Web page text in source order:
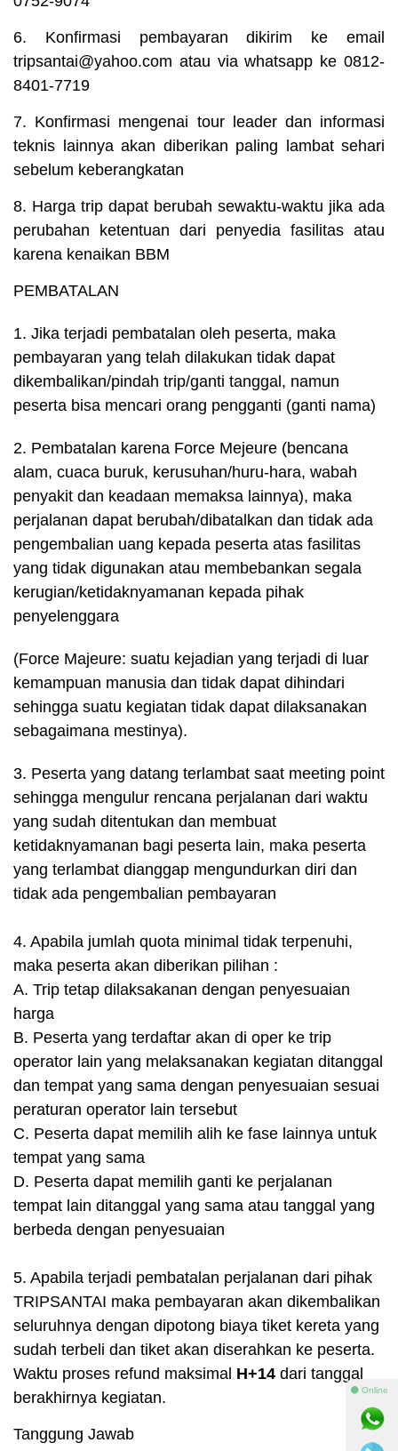
6. Konfirmasi pembayaran dikirim ke email
tripsantai@yahoo.com atau via whatsapp ke 0812-
8401-7719
7. Konfirmasi mengenai tour leader dan informasi
teknis lainnya akan diberikan paling lambat sehari
sebelum keberangkatan
8. Harga trip dapat berubah sewaktu-waktu jika ada
perubahan ketentuan dari penyedia fasilitas atau
karena kenaikan BBM
PEMBATALAN
1. Jika terjadi pembatalan oleh peserta, maka
pembayaran yang telah dilakukan tidak dapat
dikembalikan/pindah trip/ganti tanggal, namun
peserta bisa mencari orang pengganti (ganti nama)
2. Pembatalan karena Force Mejeure (bencana
alam, cuaca buruk, kerusuhan/huru-hara, wabah
penyakit dan keadaan memaksa lainnya), maka
perjalanan dapat berubah/dibatalkan dan tidak ada
pengembalian uang kepada peserta atas fasilitas
yang tidak digunakan atau membebankan segala
kerugian/ketidaknyamanan kepada pihak
penyelenggara
(Force Majeure: suatu kejadian yang terjadi di luar
kemampuan manusia dan tidak dapat dihindari
sehingga suatu kegiatan tidak dapat dilaksanakan
sebagaimana mestinya).
3. Peserta yang datang terlambat saat meeting point
sehingga mengulur rencana perjalanan dari waktu
yang sudah ditentukan dan membuat
ketidaknyamanan bagi peserta lain, maka peserta
yang terlambat dianggap mengundurkan diri dan
tidak ada pengembalian pembayaran
4. Apabila jumlah quota minimal tidak terpenuhi,
maka peserta akan diberikan pilihan :
A. Trip tetap dilaksakanan dengan penyesuaian
harga
B. Peserta yang terdaftar akan di oper ke trip
operator lain yang melaksanakan kegiatan ditanggal
dan tempat yang sama dengan penyesuaian sesuai
peraturan operator lain tersebut
C. Peserta dapat memilih alih ke fase lainnya untuk
tempat yang sama
D. Peserta dapat memilih ganti ke perjalanan
tempat lain ditanggal yang sama atau tanggal yang
berbeda dengan penyesuaian
5. Apabila terjadi pembatalan perjalanan dari pihak
TRIPSANTAI maka pembayaran akan dikembalikan
seluruhnya dengan dipotong biaya tiket kereta yang
sudah terbeli dan tiket akan diserahkan ke peserta.
Waktu proses refund maksimal H+14 dari tanggal
berakhirnya kegiatan.
Tanggung Jawab
⚫ Online